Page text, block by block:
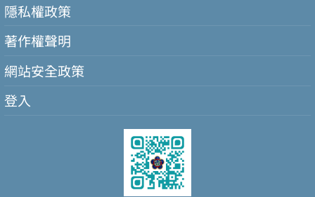
隱私權政策
著作權聲明
網站安全政策
登入